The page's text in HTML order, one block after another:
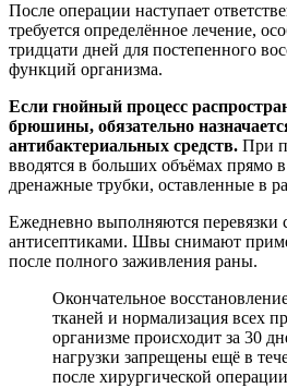
После операции наступает
требуется определённое лечение,
тридцати дней для постепенного
функций организма.
Если гнойный процесс
брюшины, обязательно
антибактериальных средств. При
вводятся в больших объёмах прямо
дренажные трубки, оставленные в
Ежедневно выполняются перевязки
антисептиками. Швы снимают
после полного заживления раны.
Окончательное
тканей и нормализация всех
организме происходит за 30
нагрузки запрещены ещё в
после хирургической